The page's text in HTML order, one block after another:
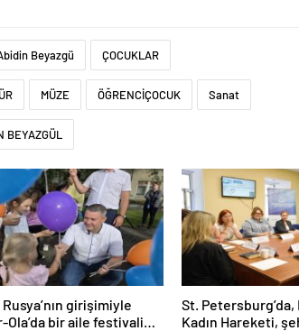
Beyazgü ÇOCUKLAR
MÜZE ÖĞRENCİÇOCUK Sanat
BEYAZGÜL
girişimiyle
Ola’da bir aile festivali
St.
Kadın Hareketi,